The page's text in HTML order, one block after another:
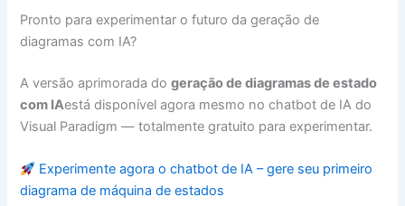
Pronto para experimentar o futuro da geração de
diagramas com IA?
A versão aprimorada dogeração de diagramas de estado
com IAestá disponível agora mesmo no chatbot de IA do
Visual Paradigm — totalmente gratuito para experimentar.
Experimente agora o chatbot de IA – gere seu primeiro
diagrama de máquina de estados